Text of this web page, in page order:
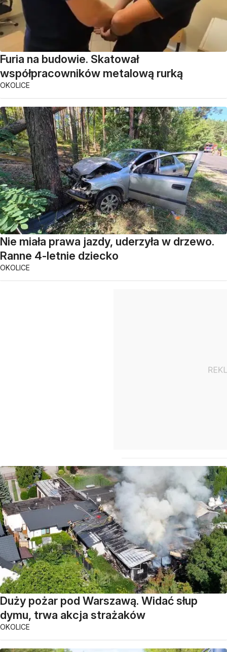
Furia na budowie. Skatował
współpracowników metalową rurką
OKOLICE
Nie miała prawa jazdy, uderzyła w drzewo.
Ranne 4-letnie dziecko
OKOLICE
Duży pożar pod Warszawą. Widać słup
dymu, trwa akcja strażaków
OKOLICE